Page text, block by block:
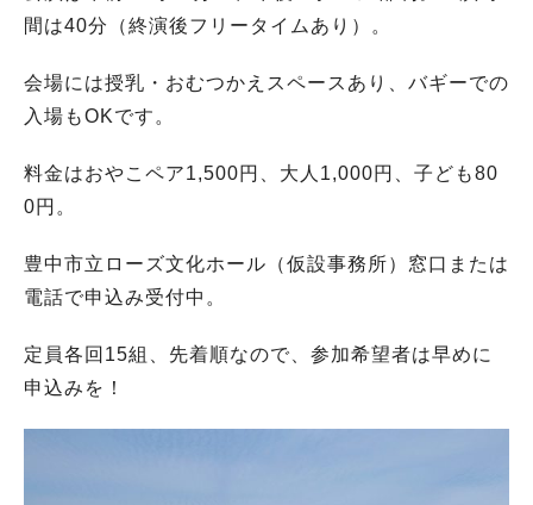
間は40分（終演後フリータイムあり）。
会場には授乳・おむつかえスペースあり、バギーでの
入場もOKです。
料金はおやこペア1,500円、大人1,000円、子ども80
0円。
豊中市立ローズ文化ホール（仮設事務所）窓口または
電話で申込み受付中。
定員各回15組、先着順なので、参加希望者は早めに
申込みを！